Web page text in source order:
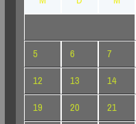
5
6 7
12
13 14
19
20 21